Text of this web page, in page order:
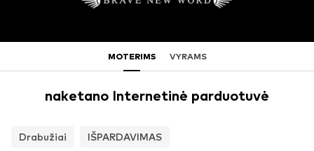
MOTERIMS VYRAMS
naketano Internetinė parduotuvė
Drabužiai IŠPARDAVIMAS